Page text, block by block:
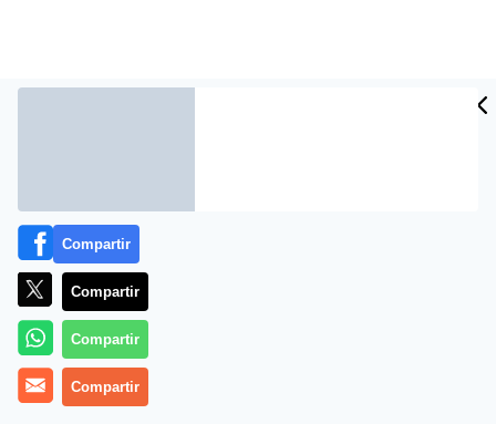
Más información
Compartir
Compartir
Compartir
Compartir